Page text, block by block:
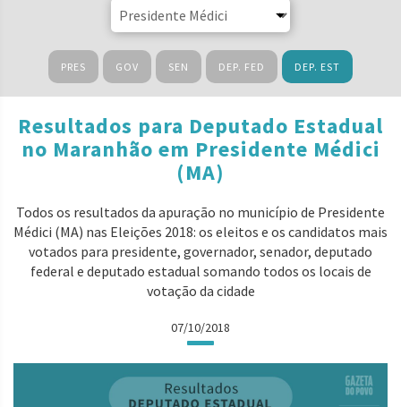
PRES GOV SEN DEP. FED DEP. EST
Resultados para Deputado Estadual
no Maranhão em Presidente Médici
(MA)
Todos os resultados da apuração no município de Presidente
Médici (MA) nas Eleições 2018: os eleitos e os candidatos mais
votados para presidente, governador, senador, deputado
federal e deputado estadual somando todos os locais de
votação da cidade
07/10/2018